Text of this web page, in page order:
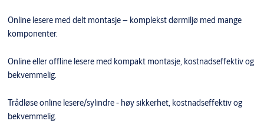
Online lesere med delt montasje – komplekst dørmiljø med mange
komponenter.
Online eller offline lesere med kompakt montasje, kostnadseffektiv og
bekvemmelig.
Trådløse online lesere/sylindre - høy sikkerhet, kostnadseffektiv og
bekvemmelig.